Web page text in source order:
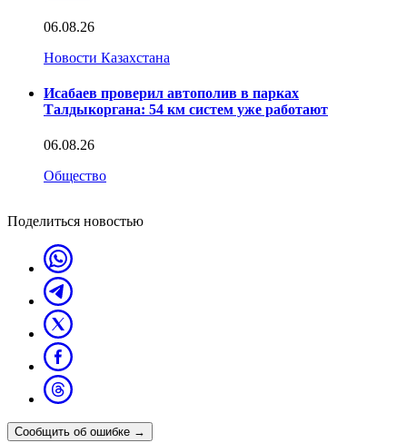
06.08.26
Новости Казахстана
Исабаев проверил автополив в парках
Талдыкоргана: 54 км систем уже работают
06.08.26
Общество
Поделиться новостью
Сообщить об ошибке →